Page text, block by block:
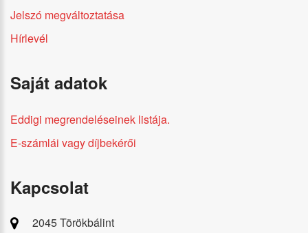
Jelszó megváltoztatása
Hírlevél
Saját adatok
Eddigi megrendeléseinek listája.
E-számlái vagy díjbekérői
Kapcsolat
2045 Törökbálint